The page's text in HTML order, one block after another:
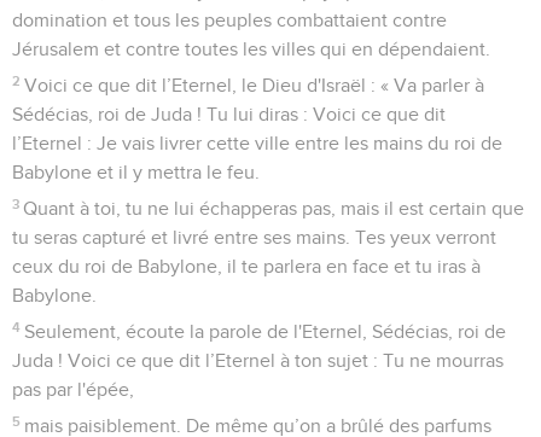
domination et tous les peuples combattaient contre
Jérusalem et contre toutes les villes qui en dépendaient.
2 Voici ce que dit l’Eternel, le Dieu d'Israël : « Va parler à
Sédécias, roi de Juda ! Tu lui diras : Voici ce que dit
l’Eternel : Je vais livrer cette ville entre les mains du roi de
Babylone et il y mettra le feu.
3 Quant à toi, tu ne lui échapperas pas, mais il est certain que
tu seras capturé et livré entre ses mains. Tes yeux verront
ceux du roi de Babylone, il te parlera en face et tu iras à
Babylone.
4 Seulement, écoute la parole de l'Eternel, Sédécias, roi de
Juda ! Voici ce que dit l’Eternel à ton sujet : Tu ne mourras
pas par l'épée,
5 mais paisiblement. De même qu’on a brûlé des parfums